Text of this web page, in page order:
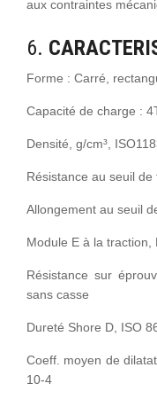
aux contraintes
6.
Forme : Carré,
Capacité de charge :
Densité, g/cm³,
Résistance au seuil de
Allongement au seuil
Module E à la traction,
Résistance sur
sans casse
Dureté Shore D, ISO
Coeff. moyen de
10-4